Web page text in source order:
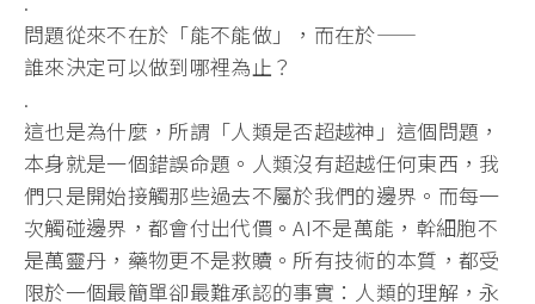
問題從來不在於「能不能做」，而在於——
誰來決定可以做到哪裡為止？
.
這也是為什麼，所謂「人類是否超越神」這個問題，
本身就是一個錯誤命題。人類沒有超越任何東西，我
們只是開始接觸那些過去不屬於我們的邊界。而每一
次觸碰邊界，都會付出代價。AI不是萬能，幹細胞不
是萬靈丹，藥物更不是救贖。所有技術的本質，都受
限於一個最簡單卻最難承認的事實：人類的理解，永